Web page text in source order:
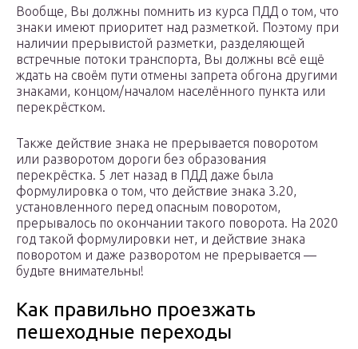
Вообще, Вы должны помнить из курса ПДД о том, что
знаки имеют приоритет над разметкой. Поэтому при
наличии прерывистой разметки, разделяющей
встречные потоки транспорта, Вы должны всё ещё
ждать на своём пути отмены запрета обгона другими
знаками, концом/началом населённого пункта или
перекрёстком.
Также действие знака не прерывается поворотом
или разворотом дороги без образования
перекрёстка. 5 лет назад в ПДД даже была
формулировка о том, что действие знака 3.20,
установленного перед опасным поворотом,
прерывалось по окончании такого поворота. На 2020
год такой формулировки нет, и действие знака
поворотом и даже разворотом не прерывается —
будьте внимательны!
Как правильно проезжать
пешеходные переходы